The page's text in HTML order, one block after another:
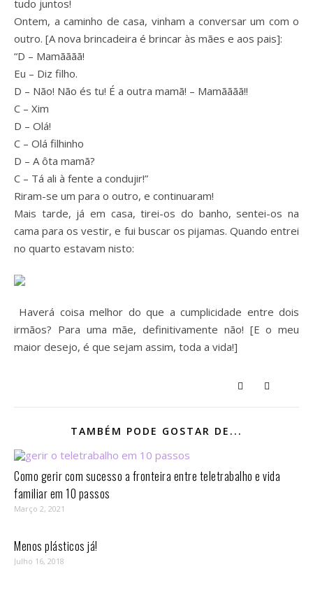
tudo juntos!
Ontem, a caminho de casa, vinham a conversar um com o
outro. [A nova brincadeira é brincar às mães e aos pais]:
“D – Mamãããã!
Eu – Diz filho.
D – Não! Não és tu! É a outra mamã! – Mamãããã!!
C – Xim
D – Olá!
C – Olá filhinho
D – A ôta mamã?
C – Tá ali à fente a condujir!”
Riram-se um para o outro, e continuaram!
Mais tarde, já em casa, tirei-os do banho, sentei-os na
cama para os vestir, e fui buscar os pijamas. Quando entrei
no quarto estavam nisto:
Haverá coisa melhor do que a cumplicidade entre dois
irmãos? Para uma mãe, definitivamente não! [E o meu
maior desejo, é que sejam assim, toda a vida!]
TAMBÉM PODE GOSTAR DE...
Como gerir com sucesso a fronteira entre teletrabalho e vida
familiar em 10 passos⁣
Março 2, 2021
Menos plásticos já!
Julho 16, 2018